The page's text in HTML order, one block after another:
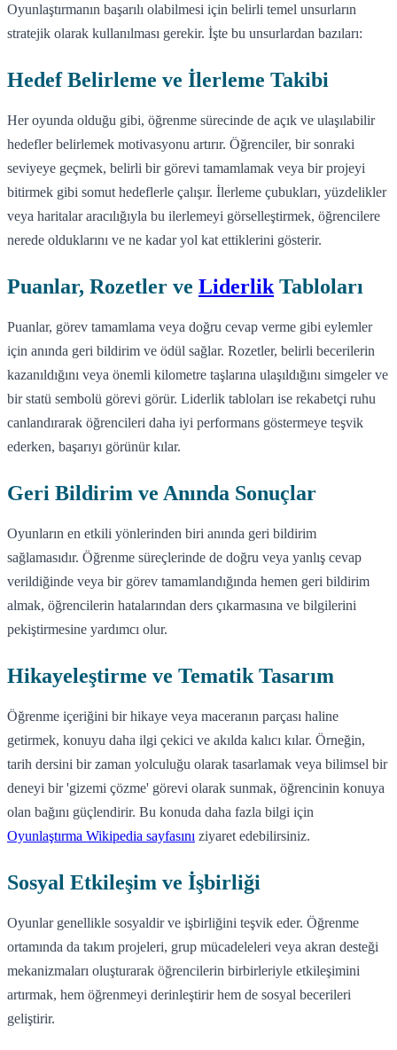
Oyunlaştırmanın başarılı olabilmesi için belirli temel unsurların
stratejik olarak kullanılması gerekir. İşte bu unsurlardan bazıları:
Hedef Belirleme ve İlerleme Takibi
Her oyunda olduğu gibi, öğrenme sürecinde de açık ve ulaşılabilir
hedefler belirlemek motivasyonu artırır. Öğrenciler, bir sonraki
seviyeye geçmek, belirli bir görevi tamamlamak veya bir projeyi
bitirmek gibi somut hedeflerle çalışır. İlerleme çubukları, yüzdelikler
veya haritalar aracılığıyla bu ilerlemeyi görselleştirmek, öğrencilere
nerede olduklarını ve ne kadar yol kat ettiklerini gösterir.
Puanlar, Rozetler ve Liderlik Tabloları
Puanlar, görev tamamlama veya doğru cevap verme gibi eylemler
için anında geri bildirim ve ödül sağlar. Rozetler, belirli becerilerin
kazanıldığını veya önemli kilometre taşlarına ulaşıldığını simgeler ve
bir statü sembolü görevi görür. Liderlik tabloları ise rekabetçi ruhu
canlandırarak öğrencileri daha iyi performans göstermeye teşvik
ederken, başarıyı görünür kılar.
Geri Bildirim ve Anında Sonuçlar
Oyunların en etkili yönlerinden biri anında geri bildirim
sağlamasıdır. Öğrenme süreçlerinde de doğru veya yanlış cevap
verildiğinde veya bir görev tamamlandığında hemen geri bildirim
almak, öğrencilerin hatalarından ders çıkarmasına ve bilgilerini
pekiştirmesine yardımcı olur.
Hikayeleştirme ve Tematik Tasarım
Öğrenme içeriğini bir hikaye veya maceranın parçası haline
getirmek, konuyu daha ilgi çekici ve akılda kalıcı kılar. Örneğin,
tarih dersini bir zaman yolculuğu olarak tasarlamak veya bilimsel bir
deneyi bir 'gizemi çözme' görevi olarak sunmak, öğrencinin konuya
olan bağını güçlendirir. Bu konuda daha fazla bilgi için
Oyunlaştırma Wikipedia sayfasını ziyaret edebilirsiniz.
Sosyal Etkileşim ve İşbirliği
Oyunlar genellikle sosyaldir ve işbirliğini teşvik eder. Öğrenme
ortamında da takım projeleri, grup mücadeleleri veya akran desteği
mekanizmaları oluşturarak öğrencilerin birbirleriyle etkileşimini
artırmak, hem öğrenmeyi derinleştirir hem de sosyal becerileri
geliştirir.